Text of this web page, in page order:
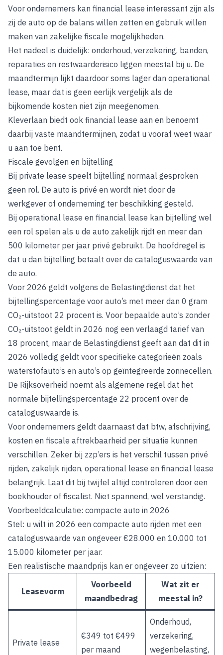
Voor ondernemers kan financial lease interessant zijn als
zij de auto op de balans willen zetten en gebruik willen
maken van zakelijke fiscale mogelijkheden.
Het nadeel is duidelijk: onderhoud, verzekering, banden,
reparaties en restwaarderisico liggen meestal bij u. De
maandtermijn lijkt daardoor soms lager dan operational
lease, maar dat is geen eerlijk vergelijk als de
bijkomende kosten niet zijn meegenomen.
Kleverlaan biedt ook financial lease aan en benoemt
daarbij vaste maandtermijnen, zodat u vooraf weet waar
u aan toe bent.
Fiscale gevolgen en bijtelling
Bij private lease speelt bijtelling normaal gesproken
geen rol. De auto is privé en wordt niet door de
werkgever of onderneming ter beschikking gesteld.
Bij operational lease en financial lease kan bijtelling wel
een rol spelen als u de auto zakelijk rijdt en meer dan
500 kilometer per jaar privé gebruikt. De hoofdregel is
dat u dan bijtelling betaalt over de cataloguswaarde van
de auto.
Voor 2026 geldt volgens de Belastingdienst dat het
bijtellingspercentage voor auto’s met meer dan 0 gram
CO₂-uitstoot 22 procent is. Voor bepaalde auto’s zonder
CO₂-uitstoot geldt in 2026 nog een verlaagd tarief van
18 procent, maar de Belastingdienst geeft aan dat dit in
2026 volledig geldt voor specifieke categorieën zoals
waterstofauto’s en auto’s op geïntegreerde zonnecellen.
De Rijksoverheid noemt als algemene regel dat het
normale bijtellingspercentage 22 procent over de
cataloguswaarde is.
Voor ondernemers geldt daarnaast dat btw, afschrijving,
kosten en fiscale aftrekbaarheid per situatie kunnen
verschillen. Zeker bij zzp’ers is het verschil tussen privé
rijden, zakelijk rijden, operational lease en financial lease
belangrijk. Laat dit bij twijfel altijd controleren door een
boekhouder of fiscalist. Niet spannend, wel verstandig.
Voorbeeldcalculatie: compacte auto in 2026
Stel: u wilt in 2026 een compacte auto rijden met een
cataloguswaarde van ongeveer €28.000 en 10.000 tot
15.000 kilometer per jaar.
Een realistische maandprijs kan er ongeveer zo uitzien:
Leasevorm
Voorbeeld
maandbedrag
Wat zit er
meestal in?
Private lease
€349 tot €499
per maand
Onderhoud,
verzekering,
wegenbelasting,